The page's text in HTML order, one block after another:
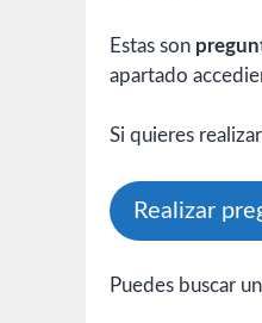
Estas son
apartado
Si quieres
Realizar
Puedes buscar